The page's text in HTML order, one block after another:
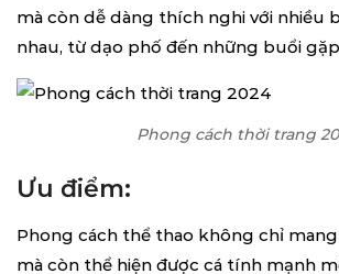
mà còn dễ dàng thích nghi với nhiều
nhau, từ dạo phố đến những buổi
Phong cách thời trang
Ưu điểm:
Phong cách thể thao không chỉ
mà còn thể hiện được cá tính mạnh